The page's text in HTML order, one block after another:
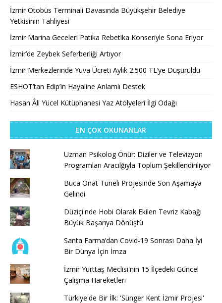
İzmir Otobüs Terminali Davasında Büyükşehir Belediye
Yetkisinin Tahliyesi
İzmir Marina Geceleri Patika Rebetika Konseriyle Sona Eriyor
İzmir’de Zeybek Seferberliği Artıyor
İzmir Merkezlerinde Yuva Ücreti Aylık 2.500 TL’ye Düşürüldü
ESHOT’tan Edip’in Hayaline Anlamlı Destek
Hasan Âli Yücel Kütüphanesi Yaz Atölyeleri İlgi Odağı
EN ÇOK OKUNANLAR
Uzman Psikolog Önür: Diziler ve Televizyon
Programları Aracılğıyla Toplum Şekillendiriliyor
Buca Onat Tüneli Projesinde Son Aşamaya
Gelindi
Düziçi'nde Hobi Olarak Ekilen Tevriz Kabağı
Büyük Başarıya Dönüştü
Santa Farma’dan Covid-19 Sonrası Daha İyi
Bir Dünya İçin İmza
İzmir Yurttaş Meclisi'nin 15 İlçedeki Güncel
Çalışma Hareketleri
Türkiye'de Bir İlk: 'Sünger Kent İzmir Projesi'